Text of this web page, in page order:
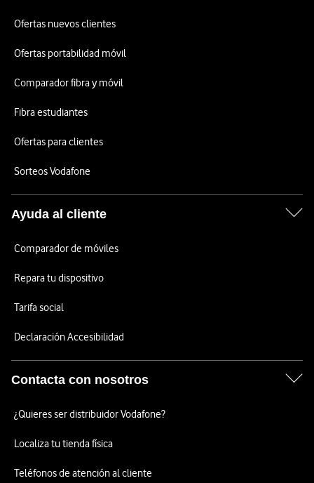
Ofertas nuevos clientes
Ofertas portabilidad móvil
Comparador fibra y móvil
Fibra estudiantes
Ofertas para clientes
Sorteos Vodafone
Ayuda al cliente
Comparador de móviles
Repara tu dispositivo
Tarifa social
Declaración Accesibilidad
Contacta con nosotros
¿Quieres ser distribuidor Vodafone?
Localiza tu tienda física
Teléfonos de atención al cliente